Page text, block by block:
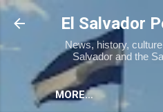
Skip to
El Salvador
News, history,
Salvador and the
MORE…